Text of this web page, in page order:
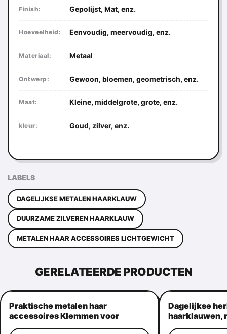
Finish: Gepolijst, Mat, enz.
Hoeveelheid: Eenvoudig, meervoudig, enz.
Materiaal: Metaal
Ontwerp: Gewoon, bloemen, geometrisch, enz.
Maat: Kleine, middelgrote, grote, enz.
kleur: Goud, zilver, enz.
LABELS
DAGELIJKSE METALEN HAARKLAUW
DUURZAME ZILVEREN HAARKLAUW
METALEN HAAR ACCESSOIRES LICHTGEWICHT
GERELATEERDE PRODUCTEN
Praktische metalen haar
accessoires Klemmen voor
vrouwen
Dagelijkse
haarklauwen,
metalen